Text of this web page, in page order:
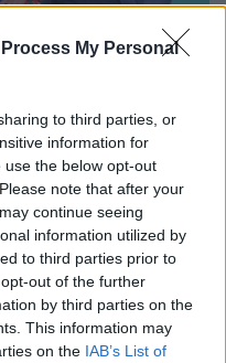
My Personal
to third parties, or
information for
the below opt-out
note that after your
continue seeing
information utilized by
to third parties prior to
out of the further
by third parties on the
This information may
on the IAB’s List of
felületén!
az elsők között